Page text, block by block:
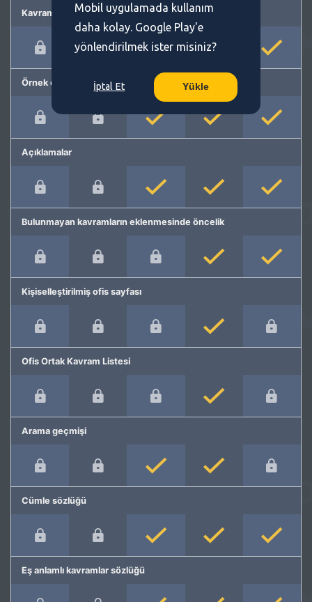
Kavram önerme
Örnek cümleler
Açıklamalar
Bulunmayan kavramların eklenmesinde öncelik
Kişiselleştirilmiş ofis sayfası
Ofis Ortak Kavram Listesi
Arama geçmişi
Cümle sözlüğü
Eş anlamlı kavramlar sözlüğü
Mobil uygulamada kullanım
daha kolay. Google Play'e
yönlendirilmek ister misiniz?
İptal Et Yükle